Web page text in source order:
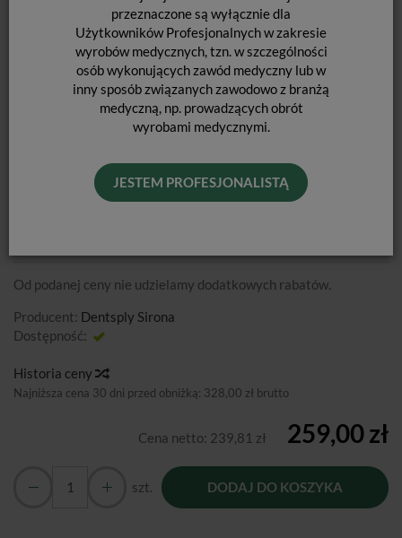
przeznaczone są wyłącznie dla
Użytkowników Profesjonalnych w zakresie
wyrobów medycznych, tzn. w szczególności
osób wykonujących zawód medyczny lub w
inny sposób związanych zawodowo z branżą
medyczną, np. prowadzących obrót
wyrobami medycznymi.
JESTEM PROFESJONALISTĄ
AH PLUS JET / STRZYKAWKA 15G
Od podanej ceny nie udzielamy dodatkowych rabatów.
Producent: Dentsply Sirona
Dostępność:
Historia ceny
Najniższa cena 30 dni przed obniżką: 328,00 zł brutto
Cena netto: 239,81 zł 259,00 zł
szt. DODAJ DO KOSZYKA